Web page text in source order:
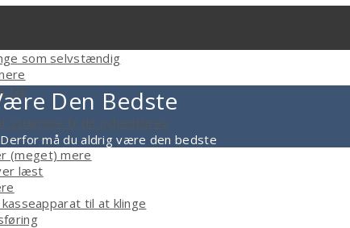
som selvstændig
tak
strømme til dit nyhedsbrev
(meget) mere
læst
til at klinge
Den Bedste
Derfor må du aldrig være den bedste